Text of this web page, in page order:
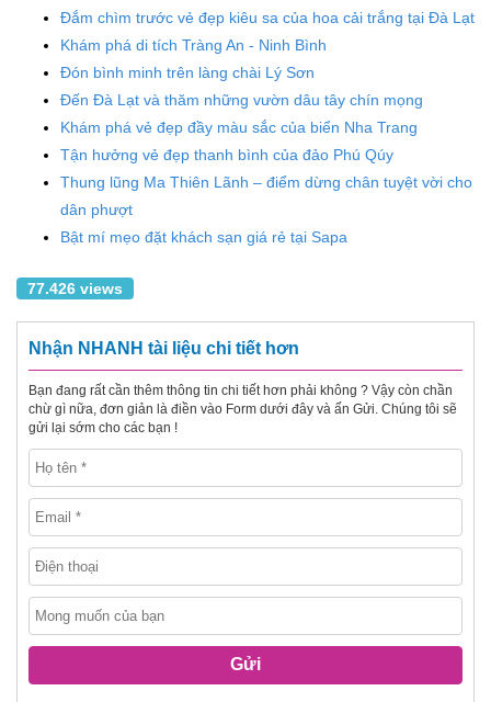
Đắm chìm trước vẻ đẹp kiêu sa của hoa cải trắng tại Đà Lạt
Khám phá di tích Tràng An - Ninh Bình
Đón bình minh trên làng chài Lý Sơn
Đến Đà Lạt và thăm những vườn dâu tây chín mọng
Khám phá vẻ đẹp đầy màu sắc của biển Nha Trang
Tận hưởng vẻ đẹp thanh bình của đảo Phú Qúy
Thung lũng Ma Thiên Lãnh – điểm dừng chân tuyệt vời cho
dân phượt
Bật mí mẹo đặt khách sạn giá rẻ tại Sapa
77.426 views
Nhận NHANH tài liệu chi tiết hơn
Bạn đang rất cần thêm thông tin chi tiết hơn phải không ? Vậy còn chần
chừ gì nữa, đơn giản là điền vào Form dưới đây và ấn Gửi. Chúng tôi sẽ
gửi lại sớm cho các bạn !
Gửi